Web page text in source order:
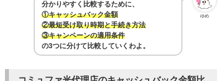
ゆめ
分かりやすく比較するために、
①キャッシュバック金額
②最短受け取り時期と手続き方法
③キャンペーンの適用条件
の3つに分けて比較していくわよ。